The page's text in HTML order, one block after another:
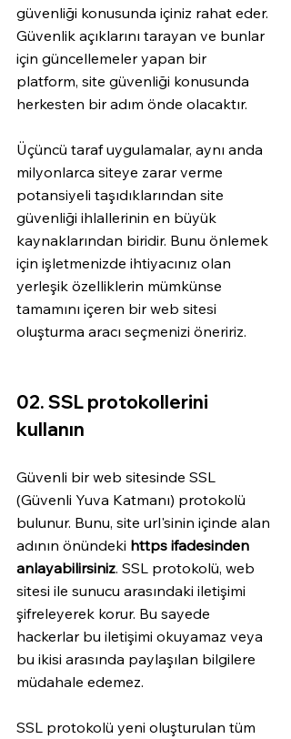
güvenliği konusunda içiniz rahat eder.
Güvenlik açıklarını tarayan ve bunlar
için güncellemeler yapan bir
platform, site güvenliği konusunda
herkesten bir adım önde olacaktır.
Üçüncü taraf uygulamalar, aynı anda
milyonlarca siteye zarar verme
potansiyeli taşıdıklarından site
güvenliği ihlallerinin en büyük
kaynaklarından biridir. Bunu önlemek
için işletmenizde ihtiyacınız olan
yerleşik özelliklerin mümkünse
tamamını içeren bir web sitesi
oluşturma aracı seçmenizi öneririz.
02. SSL protokollerini
kullanın
Güvenli bir web sitesinde SSL
(Güvenli Yuva Katmanı) protokolü
bulunur. Bunu, site url'sinin içinde alan
adının önündeki https ifadesinden
anlayabilirsiniz. SSL protokolü, web
sitesi ile sunucu arasındaki iletişimi
şifreleyerek korur. Bu sayede
hackerlar bu iletişimi okuyamaz veya
bu ikisi arasında paylaşılan bilgilere
müdahale edemez.
SSL protokolü yeni oluşturulan tüm